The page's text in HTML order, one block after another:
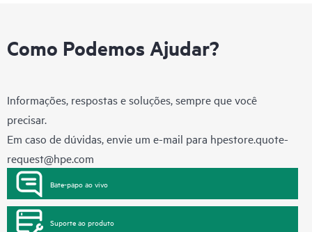
Como Podemos Ajudar?
Informações, respostas e soluções, sempre que você
precisar.
Em caso de dúvidas, envie um e-mail para hpestore.quote-
request@hpe.com
Bate-papo ao vivo
Suporte ao produto